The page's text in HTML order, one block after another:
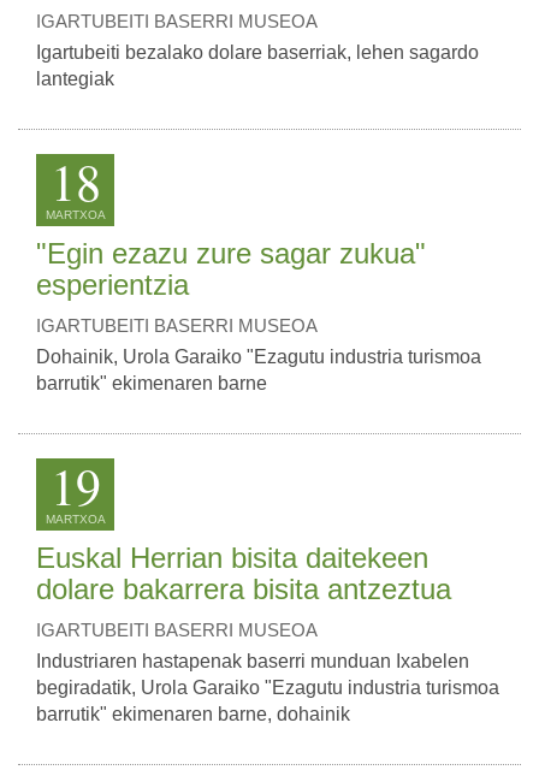
IGARTUBEITI BASERRI MUSEOA
Igartubeiti bezalako dolare baserriak, lehen sagardo
lantegiak
18
MARTXOA
"Egin ezazu zure sagar zukua"
esperientzia
IGARTUBEITI BASERRI MUSEOA
Dohainik, Urola Garaiko "Ezagutu industria turismoa
barrutik" ekimenaren barne
19
MARTXOA
Euskal Herrian bisita daitekeen
dolare bakarrera bisita antzeztua
IGARTUBEITI BASERRI MUSEOA
Industriaren hastapenak baserri munduan Ixabelen
begiradatik, Urola Garaiko "Ezagutu industria turismoa
barrutik" ekimenaren barne, dohainik